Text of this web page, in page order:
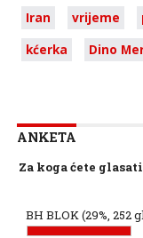
Iran
vrijeme
kćerka
Dino
ANKETA
Za koga ćete
BH BLOK(29%, 252